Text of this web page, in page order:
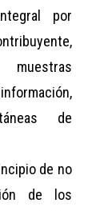
por
de
de no
de los